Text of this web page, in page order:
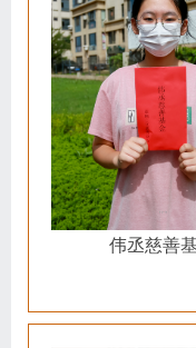
伟丞慈善